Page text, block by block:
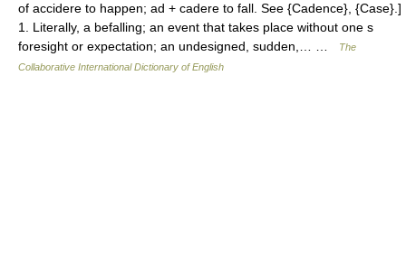
of accidere to happen; ad + cadere to fall. See {Cadence}, {Case}.]
1. Literally, a befalling; an event that takes place without one s
foresight or expectation; an undesigned, sudden,… …
The
Collaborative International Dictionary of English